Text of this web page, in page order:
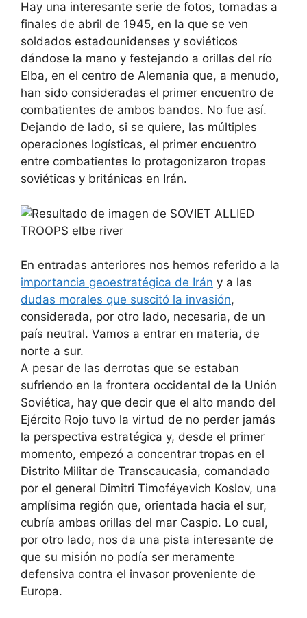
Hay una interesante serie de fotos, tomadas a
finales de abril de 1945, en la que se ven
soldados estadounidenses y soviéticos
dándose la mano y festejando a orillas del río
Elba, en el centro de Alemania que, a menudo,
han sido consideradas el primer encuentro de
combatientes de ambos bandos. No fue así.
Dejando de lado, si se quiere, las múltiples
operaciones logísticas, el primer encuentro
entre combatientes lo protagonizaron tropas
soviéticas y británicas en Irán.
En entradas anteriores nos hemos referido a la
importancia geoestratégica de Irán y a las
dudas morales que suscitó la invasión,
considerada, por otro lado, necesaria, de un
país neutral. Vamos a entrar en materia, de
norte a sur.
A pesar de las derrotas que se estaban
sufriendo en la frontera occidental de la Unión
Soviética, hay que decir que el alto mando del
Ejército Rojo tuvo la virtud de no perder jamás
la perspectiva estratégica y, desde el primer
momento, empezó a concentrar tropas en el
Distrito Militar de Transcaucasia, comandado
por el general Dimitri Timoféyevich Koslov, una
amplísima región que, orientada hacia el sur,
cubría ambas orillas del mar Caspio. Lo cual,
por otro lado, nos da una pista interesante de
que su misión no podía ser meramente
defensiva contra el invasor proveniente de
Europa.